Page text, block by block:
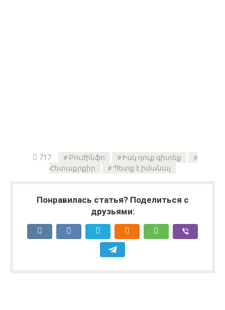
717 Բուժինֆո
Իսկ դուք գիտեք
Հետաքրքիր
Պետք է իմանալ
Понравилась статья? Поделиться с
друзьями: